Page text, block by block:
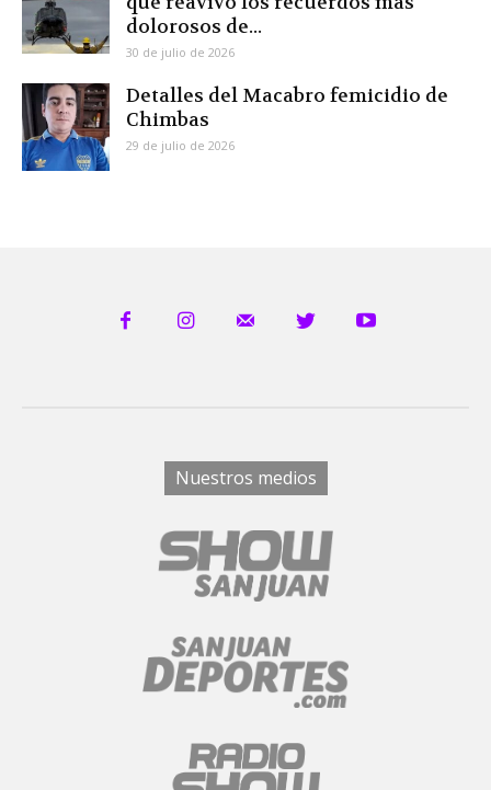
dolorosos de...
30 de julio de 2026
Detalles del Macabro femicidio de
Chimbas
29 de julio de 2026
Nuestros medios